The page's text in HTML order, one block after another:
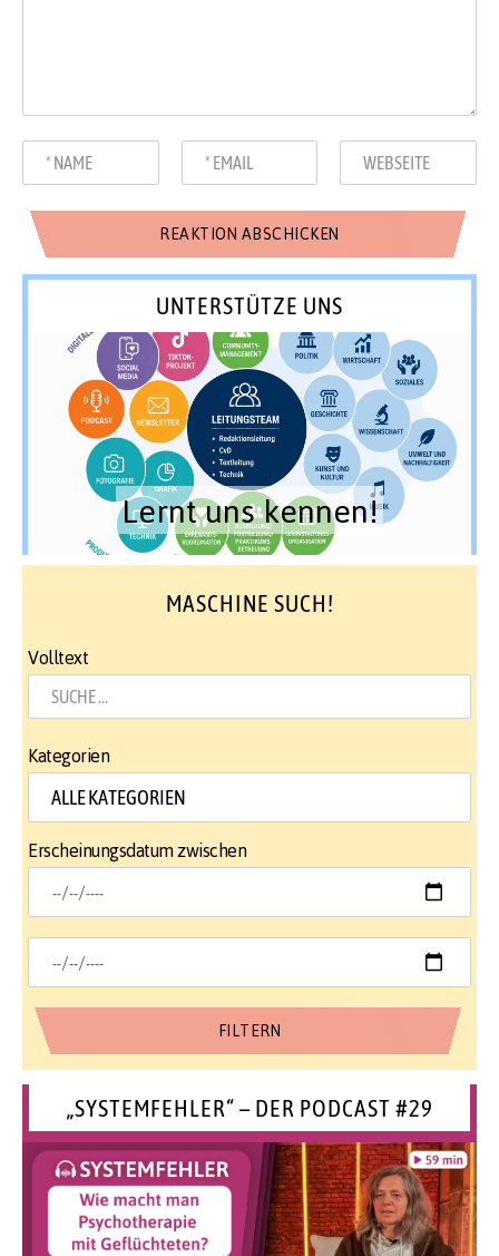
UNTERSTÜTZE UNS
Lernt uns kennen!
MASCHINE SUCH!
Volltext
Kategorien
Erscheinungsdatum zwischen
„SYSTEMFEHLER“ – DER PODCAST #29